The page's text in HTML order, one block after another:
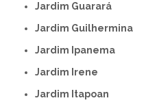
Jardim Guarará
Jardim Guilhermina
Jardim Ipanema
Jardim Irene
Jardim Itapoan